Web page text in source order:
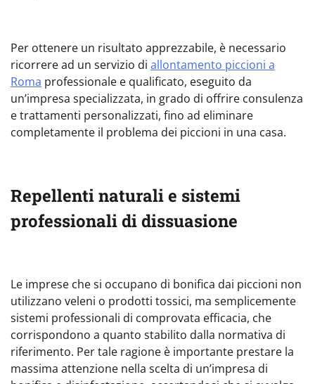
Per ottenere un risultato apprezzabile, è necessario
ricorrere ad un servizio di allontamento piccioni a
Roma professionale e qualificato, eseguito da
un’impresa specializzata, in grado di offrire consulenza
e trattamenti personalizzati, fino ad eliminare
completamente il problema dei piccioni in una casa.
Repellenti naturali e sistemi
professionali di dissuasione
Le imprese che si occupano di bonifica dai piccioni non
utilizzano veleni o prodotti tossici, ma semplicemente
sistemi professionali di comprovata efficacia, che
corrispondono a quanto stabilito dalla normativa di
riferimento. Per tale ragione è importante prestare la
massima attenzione nella scelta di un’impresa di